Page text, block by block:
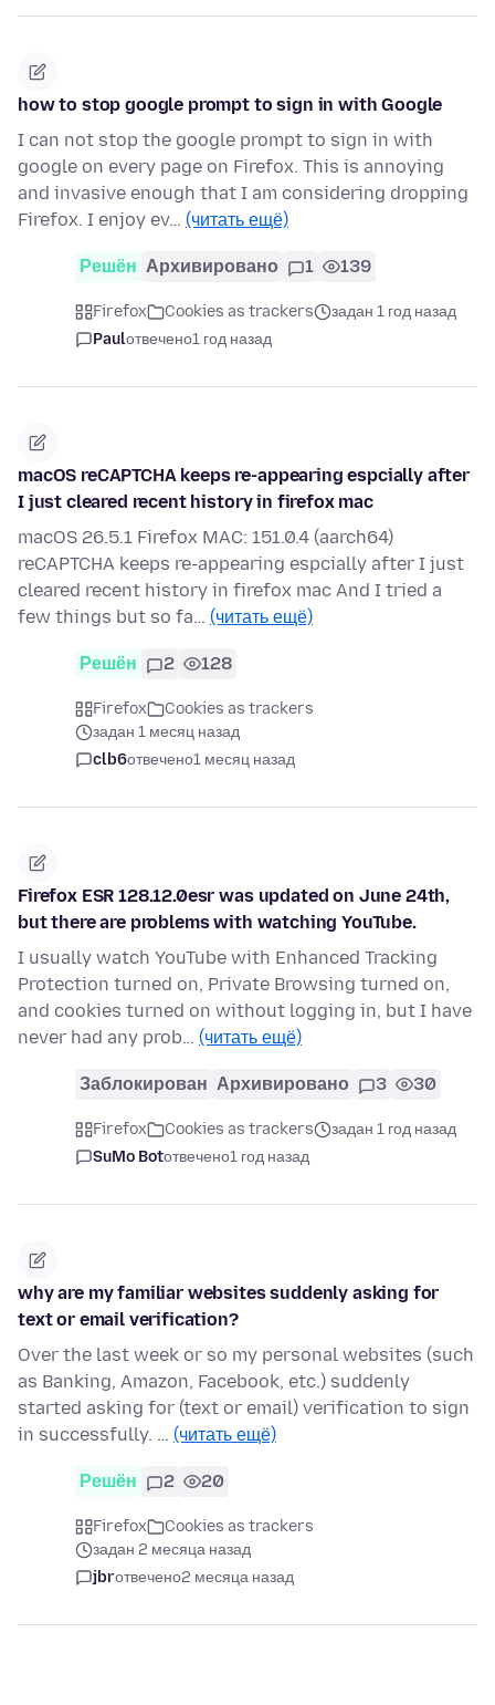
how to stop google prompt to sign in with Google
I can not stop the google prompt to sign in with
google on every page on Firefox. This is annoying
and invasive enough that I am considering dropping
Firefox. I enjoy ev… (читать ещё)
Решён Архивировано 1 139
Firefox Cookies as trackers
задан 1 год назад
Paulотвечено1 год назад
macOS reCAPTCHA keeps re-appearing espcially after
I just cleared recent history in firefox mac
macOS 26.5.1 Firefox MAC: 151.0.4 (aarch64)
reCAPTCHA keeps re-appearing espcially after I just
cleared recent history in firefox mac And I tried a
few things but so fa… (читать ещё)
Решён 2 128
Firefox
Cookies as trackers
задан 1 месяц назад
clb6отвечено1 месяц назад
Firefox ESR 128.12.0esr was updated on June 24th,
but there are problems with watching YouTube.
I usually watch YouTube with Enhanced Tracking
Protection turned on, Private Browsing turned on,
and cookies turned on without logging in, but I have
never had any prob… (читать ещё)
Заблокирован Архивировано 3 30
Firefox Cookies as trackers
задан 1 год назад
SuMo Botотвечено1 год назад
why are my familiar websites suddenly asking for
text or email verification?
Over the last week or so my personal websites (such
as Banking, Amazon, Facebook, etc.) suddenly
started asking for (text or email) verification to sign
in successfully. … (читать ещё)
Решён 2 20
Firefox
Cookies as trackers
задан 2 месяца назад
jbrотвечено2 месяца назад